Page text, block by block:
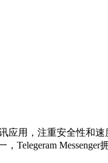
应用，注重安全性和
Telegeram Messenger